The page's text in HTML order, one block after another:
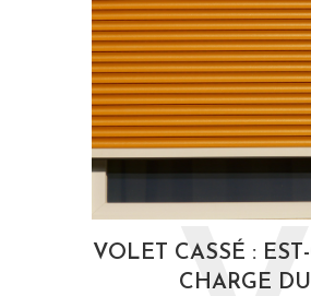
VOLET CASSÉ :
CHARGE DU